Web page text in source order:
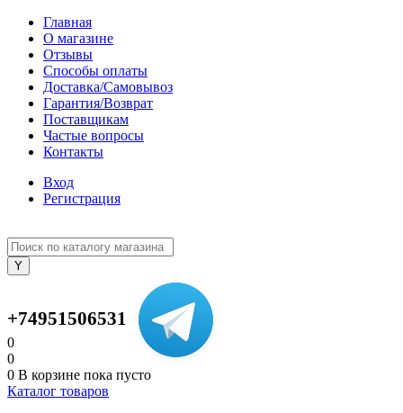
Главная
О магазине
Отзывы
Способы оплаты
Доставка/Самовывоз
Гарантия/Возврат
Поставщикам
Частые вопросы
Контакты
Вход
Регистрация
+74951506531
0
0
0 В корзине пока пусто
Каталог товаров